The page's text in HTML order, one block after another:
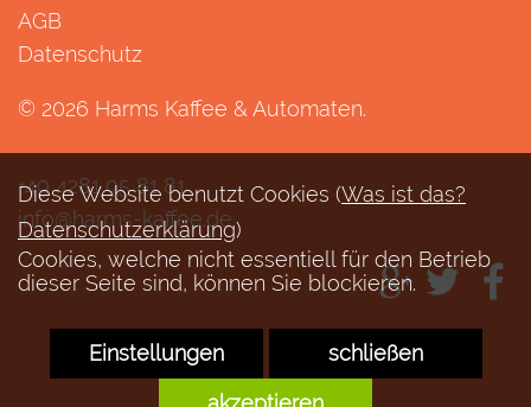
AGB
Datenschutz
© 2026 Harms Kaffee & Automaten.
+49 4281 95 81 81
info@harms-kaffee.de
SOFTWARE BY ROYALART®
Diese Website benutzt Cookies (Was ist das?
Datenschutzerklärung)
Cookies, welche nicht essentiell für den Betrieb
dieser Seite sind, können Sie blockieren.
Einstellungen
schließen